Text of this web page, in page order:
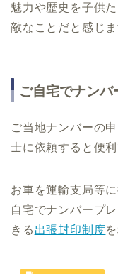
魅力や歴史を子供
敵なことだと感じま
ご自宅でナンバ
ご当地ナンバーの
士に依頼すると便利
お車を運輸支局等
自宅でナンバープ
きる 出張封印制度